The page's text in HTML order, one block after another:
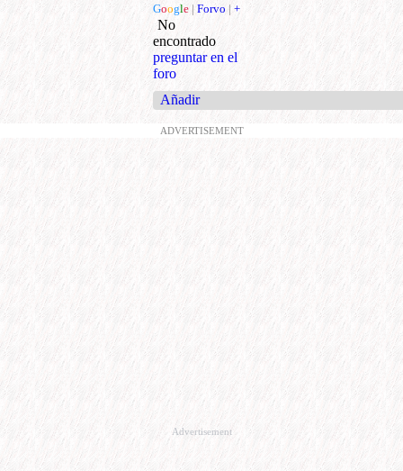
Google | Forvo | +
No
encontrado
preguntar en el
foro
Añadir
ADVERTISEMENT
Advertisement